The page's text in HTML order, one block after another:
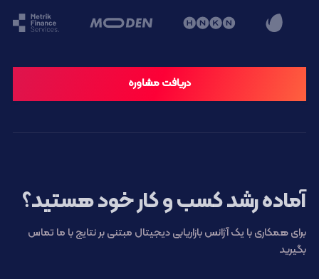
دریافت مشاوره
آماده رشد کسب و کار خود هستید؟
برای همکاری با یک آژانس بازاریابی دیجیتال مبتنی بر نتایج با ما تماس
بگیرید